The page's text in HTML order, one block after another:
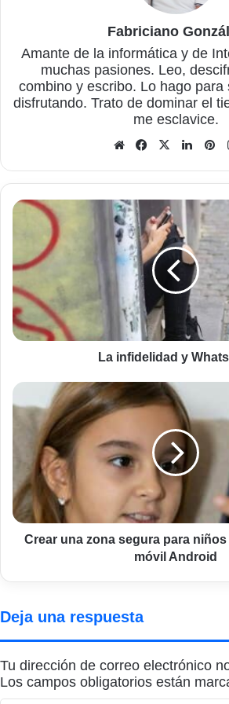
Fabriciano
Amante de la informática y de
muchas pasiones. Leo,
combino y escribo. Lo hago para
disfrutando. Trato de dominar el
me esclavice.
Sitio
Facebook
X
La
infidelidad
WhatsApp
La infidelidad y
Crear
una
zona
segura
para
niños
en
el
dispositivo
móvil
Crear una zona segura para
móvil Android
Deja una respuesta
Tu dirección de correo electrónico
Los campos obligatorios están